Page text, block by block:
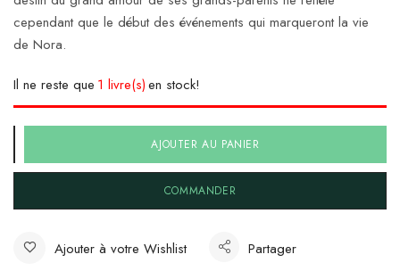
cependant que le début des événements qui marqueront la vie
de Nora.
Il ne reste que 1 livre(s)en stock!
AJOUTER AU PANIER
COMMANDER
Ajouter à votre Wishlist Partager